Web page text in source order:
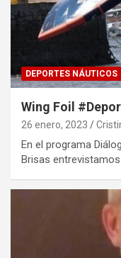
DEPORTES NÁUTICOS
Wing Foil
26 enero, 2023
En el programa
Brisas